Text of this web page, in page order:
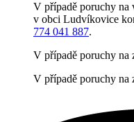
V případě poruchy na
v obci Ludvíkovice
774 041 887.
V případě poruchy na
V případě poruchy na